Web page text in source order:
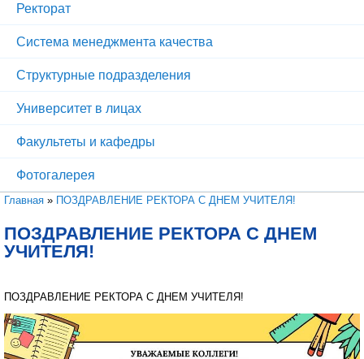
Ректорат
Система менеджмента качества
Структурные подразделения
Университет в лицах
Факультеты и кафедры
Фотогалерея
Вы здесь
Главная » ПОЗДРАВЛЕНИЕ РЕКТОРА С ДНЕМ УЧИТЕЛЯ!
ПОЗДРАВЛЕНИЕ РЕКТОРА С ДНЕМ
УЧИТЕЛЯ!
ПОЗДРАВЛЕНИЕ РЕКТОРА С ДНЕМ УЧИТЕЛЯ!